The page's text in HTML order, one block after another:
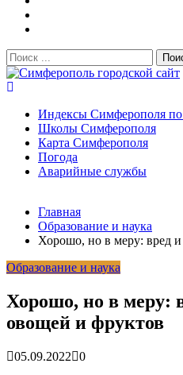
Поиск:
Индексы Симферополя
Школы Симферополя
Карта Симферополя
Погода
Аварийные службы
После атаки БПЛА на
Крыму эвакуировали
гарантия, выезд в день
средства на программу
Более 25 тысяч
время...26.02.2026
от Потёмкинской до
Главная
Образование и наука
Хорошо, но в меру: вред
Образование и наука
Хорошо, но в меру:
овощей и фруктов
05.09.2022
0